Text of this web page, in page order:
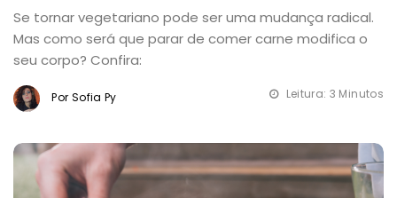
Se tornar vegetariano pode ser uma mudança radical.
Mas como será que parar de comer carne modifica o
seu corpo? Confira:
Por Sofia Py Leitura: 3 Minutos